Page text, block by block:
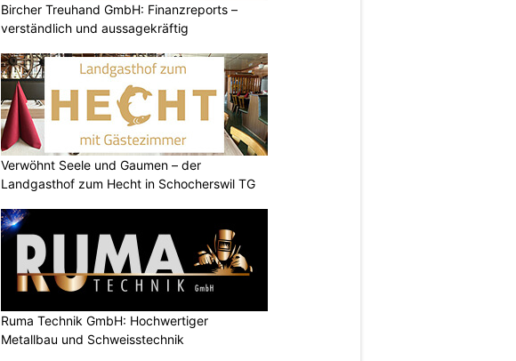
Bircher Treuhand GmbH: Finanzreports –
verständlich und aussagekräftig
Verwöhnt Seele und Gaumen – der
Landgasthof zum Hecht in Schocherswil TG
Ruma Technik GmbH: Hochwertiger
Metallbau und Schweisstechnik